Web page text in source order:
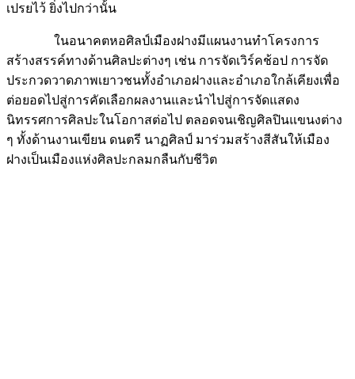
เปรยไว้ ยิ่งไปกว่านั้น
ในอนาคตหอศิลป์เมืองฝางมีแผนงานทำโครงการ
สร้างสรรค์ทางด้านศิลปะต่างๆ เช่น การจัดเวิร์คช้อป การจัด
ประกวดวาดภาพเยาวชนทั้งอำเภอฝางและอำเภอใกล้เคียงเพื่อ
ต่อยอดไปสู่การคัดเลือกผลงานและนำไปสู่การจัดแสดง
นิทรรศการศิลปะในโอกาสต่อไป ตลอดจนเชิญศิลปินแขนงต่าง
ๆ ทั้งด้านงานเขียน ดนตรี นาฏศิลป์ มาร่วมสร้างสีสันให้เมือง
ฝางเป็นเมืองแห่งศิลปะกลมกลืนกับชีวิต